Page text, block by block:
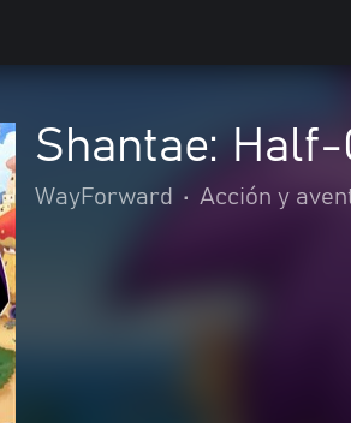
Shantae:
WayForward • Acción y